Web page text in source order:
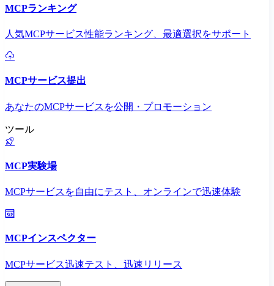
MCPランキング
人気MCPサービス性能ランキング、最適選択をサポート
MCPサービス提出
あなたのMCPサービスを公開・プロモーション
ツール
MCP実験場
MCPサービスを自由にテスト、オンラインで迅速体験
MCPインスペクター
MCPサービス迅速テスト、迅速リリース